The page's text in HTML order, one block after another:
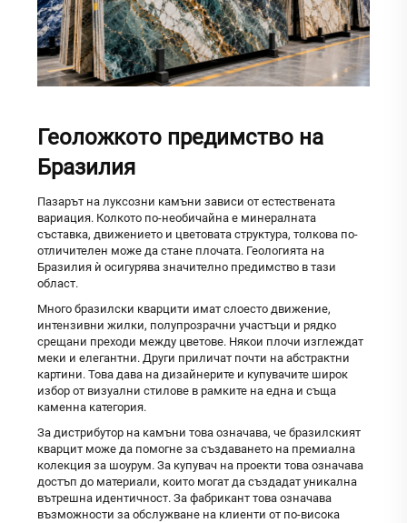
Геоложкото предимство на
Бразилия
Пазарът на луксозни камъни зависи от естествената
вариация. Колкото по-необичайна е минералната
съставка, движението и цветовата структура, толкова по-
отличителен може да стане плочата. Геологията на
Бразилия ѝ осигурява значително предимство в тази
област.
Много бразилски кварцити имат слоесто движение,
интензивни жилки, полупрозрачни участъци и рядко
срещани преходи между цветове. Някои плочи изглеждат
меки и елегантни. Други приличат почти на абстрактни
картини. Това дава на дизайнерите и купувачите широк
избор от визуални стилове в рамките на една и съща
каменна категория.
За дистрибутор на камъни това означава, че бразилският
кварцит може да помогне за създаването на премиална
колекция за шоурум. За купувач на проекти това означава
достъп до материали, които могат да създадат уникална
вътрешна идентичност. За фабрикант това означава
възможности за обслужване на клиенти от по-висока